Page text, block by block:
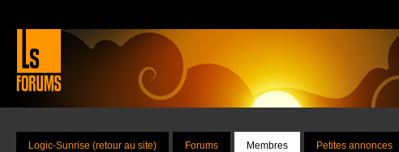
Logic-Sunrise (retour au site) Forums Membres Petites annonces